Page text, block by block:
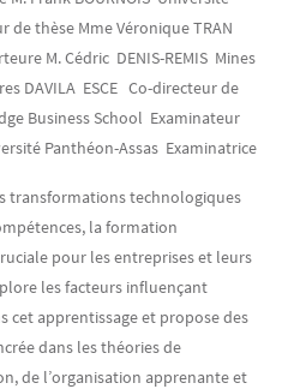
de thèse Mme Véronique TRAN
M. Cédric DENIS-REMIS Mines
DAVILA ESCE Co-directeur de
Business School Examinateur
Panthéon-Assas Examinatrice
transformations technologiques
la formation
pour les entreprises et leurs
les facteurs influençant
cet apprentissage et propose des
dans les théories de
de l’organisation apprenante et